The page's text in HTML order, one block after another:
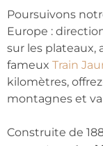
Poursuivons
Europe :
sur les plateaux,
fameux Train
kilomètres,
montagnes et
Construite de